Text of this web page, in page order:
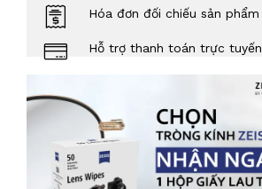
Hóa đơn đối chiếu sản phẩm
Hỗ trợ thanh toán trực tuyến